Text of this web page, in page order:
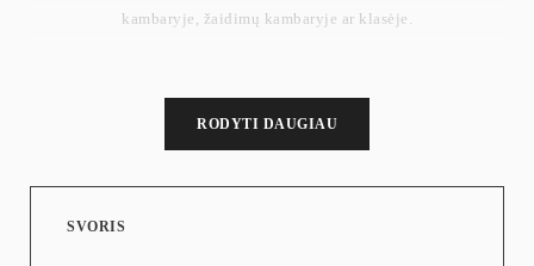
kambaryje, žaidimų kambaryje ar klasėje.
RODYTI DAUGIAU
SVORIS